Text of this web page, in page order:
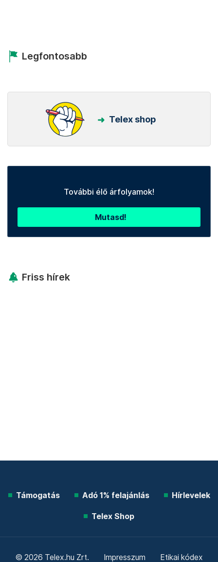
Legfontosabb
Telex shop
További élő árfolyamok!
Mutasd!
Friss hírek
Támogatás Adó 1% felajánlás Hírlevelek
Telex Shop
© 2026 Telex.hu Zrt. Impresszum Etikai kódex